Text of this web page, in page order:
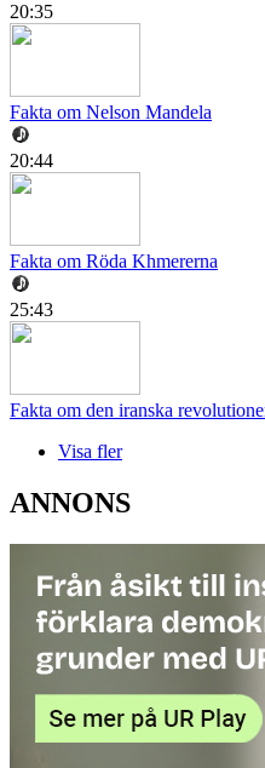
20:35
Fakta om Nelson Mandela
20:44
Fakta om Röda Khmererna
25:43
Fakta om den iranska
Visa fler
ANNONS